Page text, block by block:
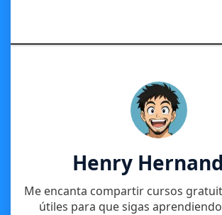
Henry
Me encanta compartir cursos
útiles para que sigas